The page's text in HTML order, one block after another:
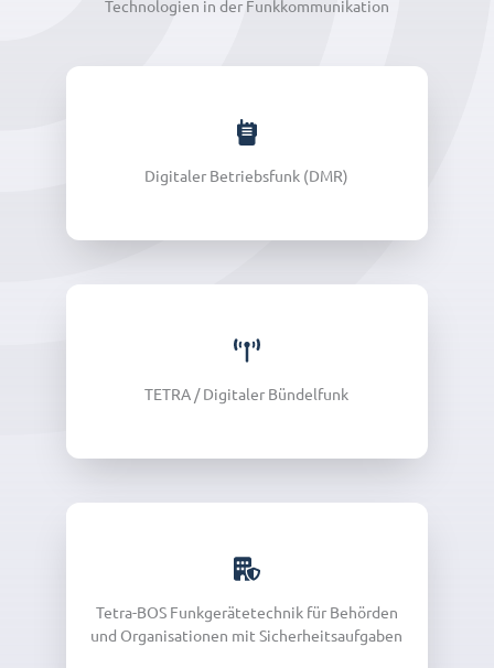
Technologien in der Funkkommunikation
Digitaler Betriebsfunk (DMR)
TETRA / Digitaler Bündelfunk
Tetra-BOS Funkgerätetechnik für Behörden
und Organisationen mit Sicherheitsaufgaben